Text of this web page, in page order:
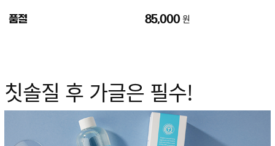
품절 85,000 원
칫솔질 후 가글은 필수!